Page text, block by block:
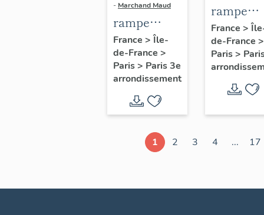
- Marchand Maud
rampe
d'appui,
escalier de
la maison à
cochère
(non étudié)
France > Île-
de-France >
Paris> Paris 3e
arrondissement
rampe
d'appui,
escalier
la
cochère
(non
France >
de-France >
Paris>
1 2 3 4 ... 17